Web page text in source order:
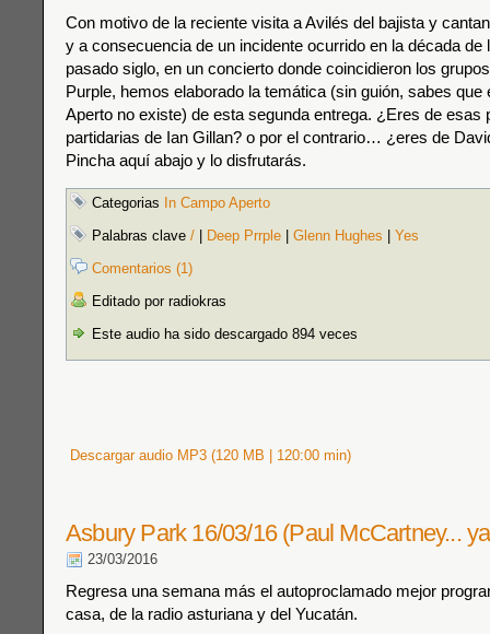
Con motivo de la reciente visita a Avilés del bajista y
y a consecuencia de un incidente ocurrido en la década de
pasado siglo, en un concierto donde coincidieron los
Purple, hemos elaborado la temática (sin guión, sabes que
Aperto no existe) de esta segunda entrega. ¿Eres de esas
partidarias de Ian Gillan? o por el contrario… ¿eres de
Pincha aquí abajo y lo disfrutarás.
Categorias In Campo Aperto
Palabras clave / Deep Prrple Glenn Hughes
Yes
Comentarios (1)
Editado por radiokras
Este audio ha sido descargado 894 veces
Descargar audio MP3 (120 MB | 120:00 min)
Asbury Park 16/03/16 (Paul McCartney...
23/03/2016
Regresa una semana más el autoproclamado mejor
casa, de la radio asturiana y del Yucatán.